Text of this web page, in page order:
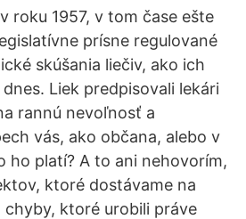
roku 1957, v tom čase ešte
prísne regulované
skúšania liečiv, ako ich
Liek predpisovali lekári
rannú nevoľnosť a
vás, ako občana, alebo v
ho platí? A to ani nehovorím,
ktoré dostávame na
chyby, ktoré urobili práve